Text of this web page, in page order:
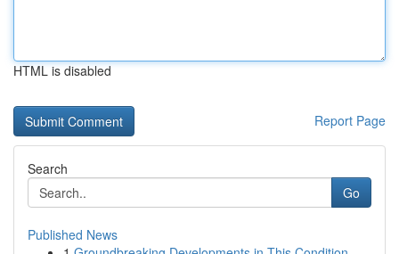
HTML is disabled
Report Page
Search
Go
Published News